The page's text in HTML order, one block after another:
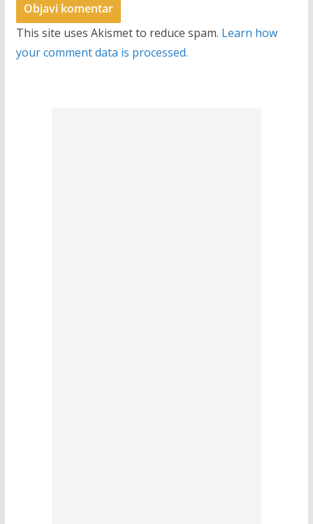
This site uses Akismet to reduce spam. Learn how
your comment data is processed.